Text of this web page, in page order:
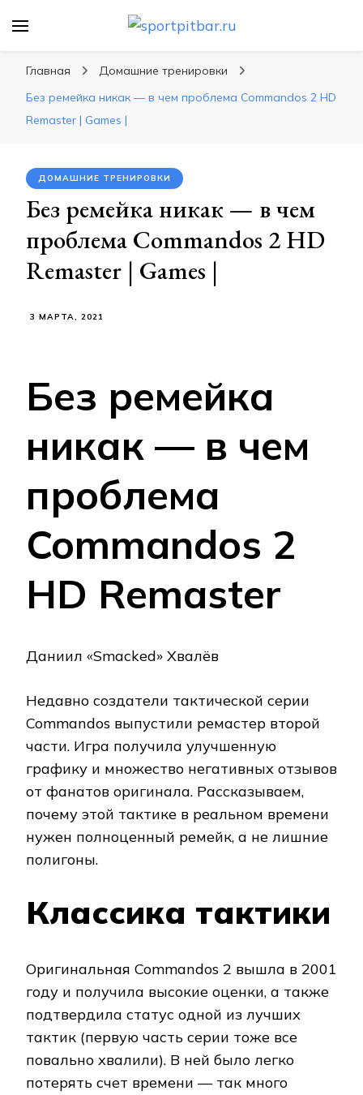
спортивных упражнения, правильные
диеты, программы тренировок
Главная
Домашние тренировки
Без ремейка никак — в чем проблема Commandos 2 HD
Remaster | Games |
ДОМАШНИЕ ТРЕНИРОВКИ
Без ремейка никак — в чем
проблема Commandos 2 HD
Remaster | Games |
3 МАРТА, 2021
Без ремейка
никак — в чем
проблема
Commandos 2
HD Remaster
Даниил «Smacked» Хвалёв
Недавно создатели тактической серии
Commandos выпустили ремастер второй
части. Игра получила улучшенную
графику и множество негативных отзывов
от фанатов оригинала. Рассказываем,
почему этой тактике в реальном времени
нужен полноценный ремейк, а не лишние
полигоны.
Классика тактики
Оригинальная Commandos 2 вышла в 2001
году и получила высокие оценки, а также
подтвердила статус одной из лучших
тактик (первую часть серии тоже все
повально хвалили). В ней было легко
потерять счет времени — так много